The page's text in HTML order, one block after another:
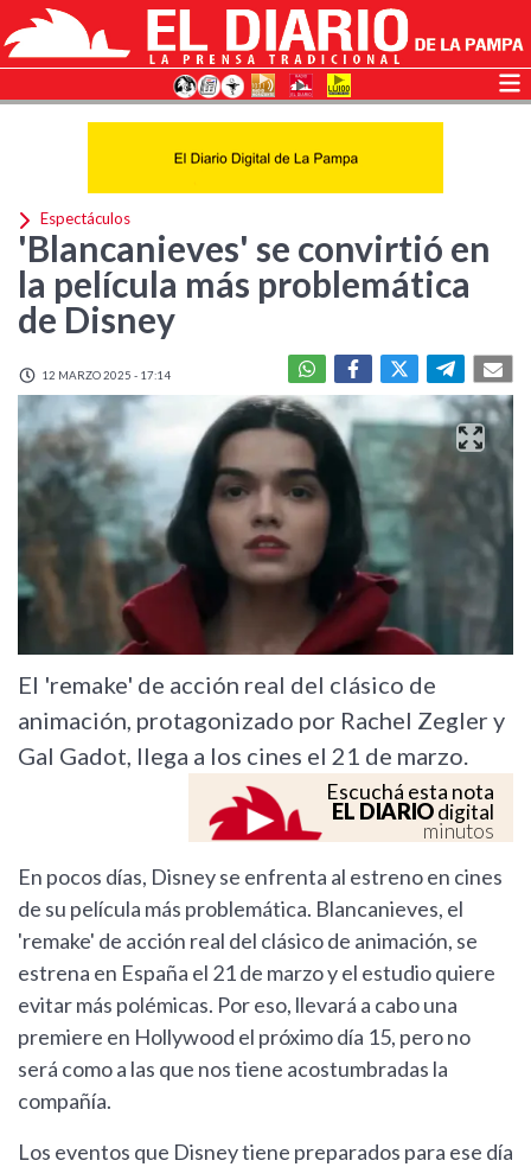
Espectáculos
'Blancanieves' se convirtió en
la película más problemática
de Disney
12 MARZO 2025 - 17:14
El 'remake' de acción real del clásico de
animación, protagonizado por Rachel Zegler y
Gal Gadot, llega a los cines el 21 de marzo.
Escuchá esta nota
EL DIARIOdigital
minutos
En pocos días, Disney se enfrenta al estreno en cines
de su película más problemática. Blancanieves, el
'remake' de acción real del clásico de animación, se
estrena en España el 21 de marzo y el estudio quiere
evitar más polémicas. Por eso, llevará a cabo una
premiere en Hollywood el próximo día 15, pero no
será como a las que nos tiene acostumbradas la
compañía.
Los eventos que Disney tiene preparados para ese día